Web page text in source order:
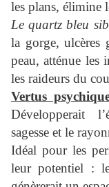
les plans, élimine
Le quartz bleu
la gorge, ulcères
peau, atténue les
les raideurs du
Vertus
Développerait
sagesse et le
Idéal pour les
leur potentiel :